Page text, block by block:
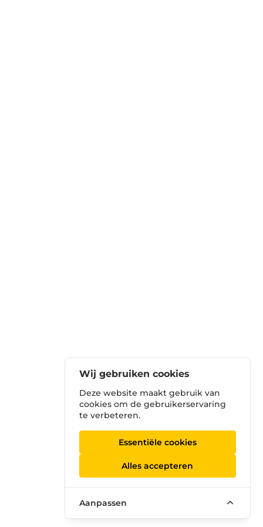
Wij gebruiken cookies
Deze website maakt gebruik van
cookies om de gebruikerservaring
te verbeteren.
Essentiële cookies
Alles accepteren
Aanpassen